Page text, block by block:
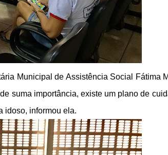
Municipal de Assistência Social Fátima
suma importância, existe um plano de
idoso, informou ela.